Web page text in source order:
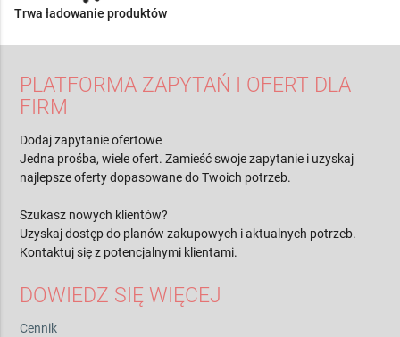
Trwa ładowanie produktów
PLATFORMA ZAPYTAŃ I OFERT DLA
FIRM
Dodaj zapytanie ofertowe
Jedna prośba, wiele ofert. Zamieść swoje zapytanie i uzyskaj
najlepsze oferty dopasowane do Twoich potrzeb.
Szukasz nowych klientów?
Uzyskaj dostęp do planów zakupowych i aktualnych potrzeb.
Kontaktuj się z potencjalnymi klientami.
DOWIEDZ SIĘ WIĘCEJ
Cennik